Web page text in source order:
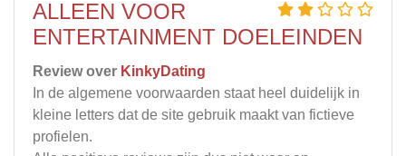
ALLEEN VOOR
ENTERTAINMENT DOELEINDEN
Review over KinkyDating
In de algemene voorwaarden staat heel duidelijk in
kleine letters dat de site gebruik maakt van fictieve
profielen.